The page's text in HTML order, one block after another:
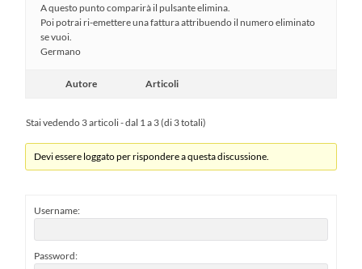
A questo punto comparirà il pulsante elimina.
Poi potrai ri-emettere una fattura attribuendo il numero eliminato
se vuoi.
Germano
Autore Articoli
Stai vedendo 3 articoli - dal 1 a 3 (di 3 totali)
Devi essere loggato per rispondere a questa discussione.
Username:
Password: